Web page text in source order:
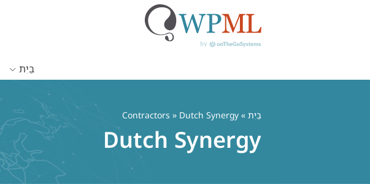
בַּיִת
בַּיִת »
Contractors » Dutch Synergy
Dutch Synergy